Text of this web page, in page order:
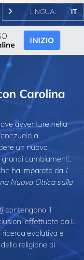
LINGUA: IT
INIZIO
Carolina
avventure nella
a
un nuovo
cambiamenti,
ha imparato da I
Nuova Ottica sulla
contengono il
effettuate da L.
evolutiva e
religione di